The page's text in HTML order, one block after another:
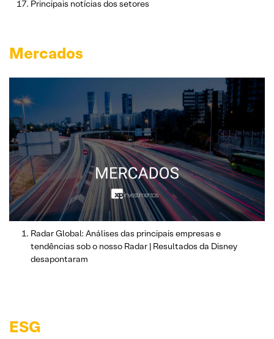
Principais notícias dos setores
Mercados
Radar Global: Análises das principais empresas e
tendências sob o nosso Radar | Resultados da Disney
desapontaram
ESG